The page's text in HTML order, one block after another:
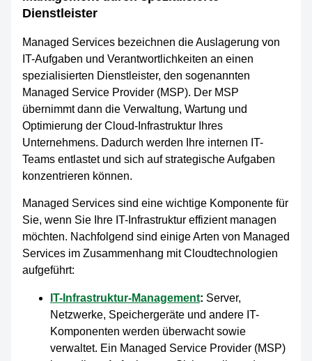
Dienstleister
Managed Services bezeichnen die Auslagerung von
IT-Aufgaben und Verantwortlichkeiten an einen
spezialisierten Dienstleister, den sogenannten
Managed Service Provider (MSP). Der MSP
übernimmt dann die Verwaltung, Wartung und
Optimierung der Cloud-Infrastruktur Ihres
Unternehmens. Dadurch werden Ihre internen IT-
Teams entlastet und sich auf strategische Aufgaben
konzentrieren können.
Managed Services sind eine wichtige Komponente für
Sie, wenn Sie Ihre IT-Infrastruktur effizient managen
möchten. Nachfolgend sind einige Arten von Managed
Services im Zusammenhang mit Cloudtechnologien
aufgeführt:
IT-Infrastruktur-Management: Server,
Netzwerke, Speichergeräte und andere IT-
Komponenten werden überwacht sowie
verwaltet. Ein Managed Service Provider (MSP)